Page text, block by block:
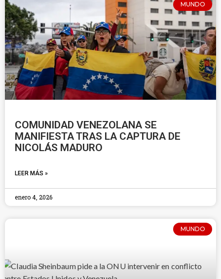
MUNDO
COMUNIDAD VENEZOLANA SE
MANIFIESTA TRAS LA CAPTURA DE
NICOLÁS MADURO
LEER MÁS »
enero 4, 2026
MUNDO